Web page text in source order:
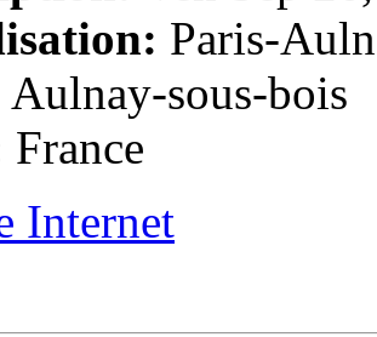
Paris-
Aulnay-sous-bois
France
Internet